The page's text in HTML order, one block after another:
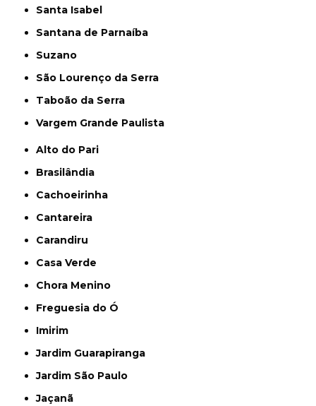
Santa Isabel
Santana de Parnaíba
Suzano
São Lourenço da Serra
Taboão da Serra
Vargem Grande Paulista
Alto do Pari
Brasilândia
Cachoeirinha
Cantareira
Carandiru
Casa Verde
Chora Menino
Freguesia do Ó
Imirim
Jardim Guarapiranga
Jardim São Paulo
Jaçanã